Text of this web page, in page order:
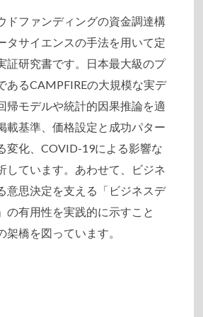
ドファンディングの資金調達構
タサイエンスの手法を用いて定
証研究書です。日本最大級のプ
あるCAMPFIREの大規模な実デ
帰モデルや統計的因果推論を適
載基準、価格設定と成功パター
変化、COVID-19による影響な
しています。あわせて、ビジネ
意思決定を支える「ビジネスデ
の有用性を実践的に示すこと
架橋を図っています。